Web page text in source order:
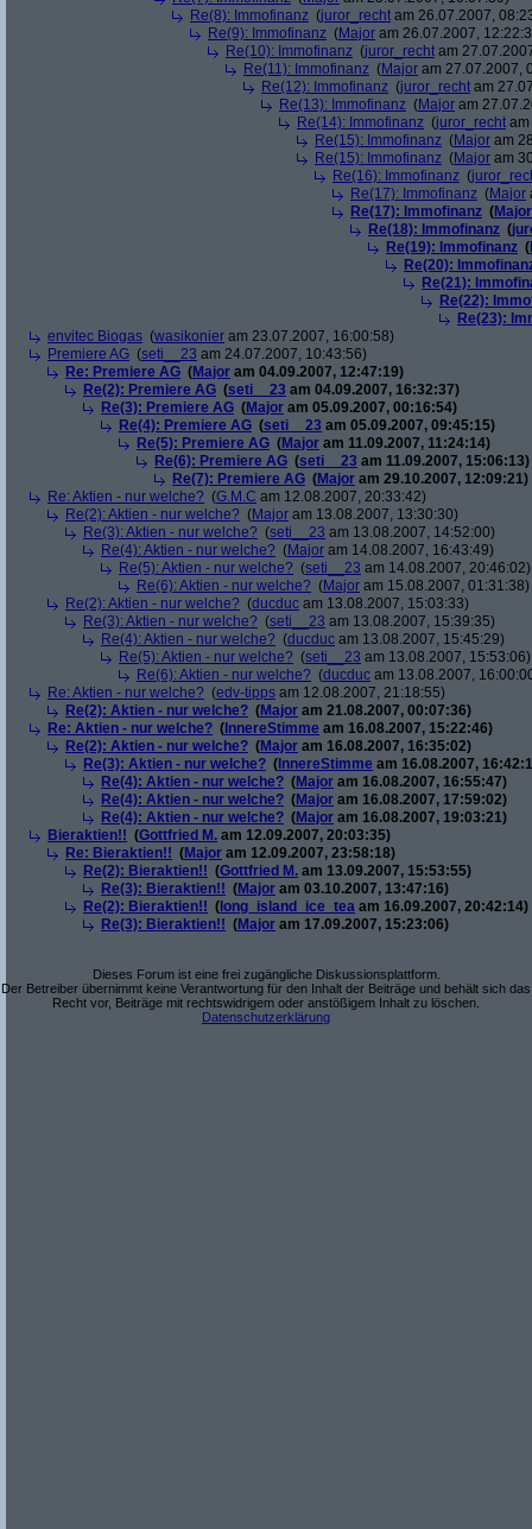
Re(8): Immofinanz (juror_recht am 26.07.2007,
Re(9): Immofinanz (Major am 26.07.2007,
Re(10): Immofinanz (juror_recht am
Re(11): Immofinanz (Major am 27.07.2007,
Re(12): Immofinanz (juror_recht am
Re(13): Immofinanz (Major am
Re(14): Immofinanz (juror_recht
Re(15): Immofinanz (Major am
Re(15): Immofinanz (Major am
Re(16): Immofinanz (
Re(17): Immofinanz (Major
Re(17): Immofinanz (Major
Re(18): Immofinanz (
Re(19): Immofinanz (
Re(20):
Re(21):
Re(22):
Re(23):
envitec Biogas (wasikonier am 23.07.2007, 16:00:58)
Premiere AG (seti__23 am 24.07.2007, 10:43:56)
Re: Premiere AG (Major am 04.09.2007, 12:47:19)
Re(2): Premiere AG (seti__23 am 04.09.2007, 16:32:37)
Re(3): Premiere AG (Major am 05.09.2007, 00:16:54)
Re(4): Premiere AG (seti__23 am 05.09.2007, 09:45:15)
Re(5): Premiere AG (Major am 11.09.2007, 11:24:14)
Re(6): Premiere AG (seti__23 am 11.09.2007, 15:06:13)
Re(7): Premiere AG (Major am 29.10.2007, 12:09:21)
Re: Aktien - nur welche? (G.M.C am 12.08.2007, 20:33:42)
Re(2): Aktien - nur welche? (Major am 13.08.2007, 13:30:30)
Re(3): Aktien - nur welche? (seti__23 am 13.08.2007, 14:52:00)
Re(4): Aktien - nur welche? (Major am 14.08.2007, 16:43:49)
Re(5): Aktien - nur welche? (seti__23 am 14.08.2007, 20:46:02)
Re(6): Aktien - nur welche? (Major am 15.08.2007, 01:31:38)
Re(2): Aktien - nur welche? (ducduc am 13.08.2007, 15:03:33)
Re(3): Aktien - nur welche? (seti__23 am 13.08.2007, 15:39:35)
Re(4): Aktien - nur welche? (ducduc am 13.08.2007, 15:45:29)
Re(5): Aktien - nur welche? (seti__23 am 13.08.2007, 15:53:06)
Re(6): Aktien - nur welche? (ducduc am 13.08.2007,
Re: Aktien - nur welche? (edv-tipps am 12.08.2007, 21:18:55)
Re(2): Aktien - nur welche? (Major am 21.08.2007, 00:07:36)
Re: Aktien - nur welche? ( InnereStimme am 16.08.2007, 15:22:46)
Re(2): Aktien - nur welche? (Major am 16.08.2007, 16:35:02)
Re(3): Aktien - nur welche? ( InnereStimme am 16.08.2007,
Re(4): Aktien - nur welche? (Major am 16.08.2007, 16:55:47)
Re(4): Aktien - nur welche? (Major am 16.08.2007, 17:59:02)
Re(4): Aktien - nur welche? (Major am 16.08.2007, 19:03:21)
Bieraktien!! (Gottfried M. am 12.09.2007, 20:03:35)
Re: Bieraktien!! (Major am 12.09.2007, 23:58:18)
Re(2): Bieraktien!! (Gottfried M. am 13.09.2007, 15:53:55)
Re(3): Bieraktien!! (Major am 03.10.2007, 13:47:16)
Re(2): Bieraktien!! ( long_island_ice_tea am 16.09.2007, 20:42:14)
Re(3): Bieraktien!! (Major am 17.09.2007, 15:23:06)
Dieses Forum ist eine frei zugängliche Diskussionsplattform.
Der Betreiber übernimmt keine Verantwortung für den Inhalt der Beiträge und behält sich das
Recht vor, Beiträge mit rechtswidrigem oder anstößigem Inhalt zu löschen.
Datenschutzerklärung